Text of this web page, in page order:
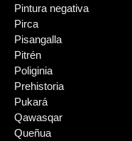
Pintura negativa
Pirca
Pisangalla
Pitrén
Poliginia
Prehistoria
Pukará
Qawasqar
Queñua